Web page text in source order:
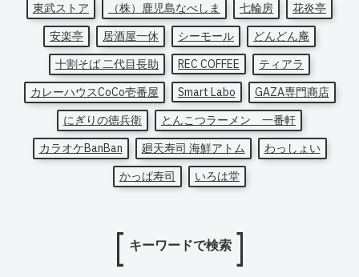
東武ストア
（株）鹿児島なべしま 七輪房
花炎亭
安楽亭
居酒屋一休 シーモール
どんどん庵
十割そば 二代目長助
REC COFFEE
ティアラ
カレーハウスCoCo壱番屋
Smart Labo
GAZA専門商店
にぎりの徳兵衛
とんこつラーメン 一番軒
カラオケBanBan
廻天寿司 海鮮アトム
わっしょい
かっぱ寿司
いろは堂
キーワードで検索